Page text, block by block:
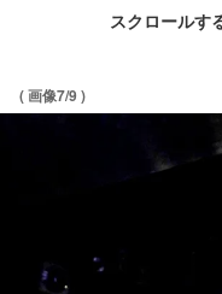
スクロールす
( 画像7/9 )